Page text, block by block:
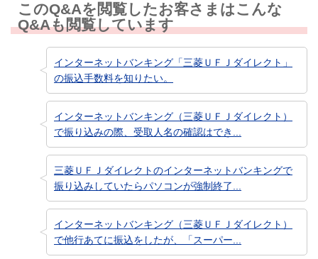
このQ&Aを閲覧したお客さまはこんな
Q&Aも閲覧しています
インターネットバンキング「三菱ＵＦＪダイレクト」
の振込手数料を知りたい。
インターネットバンキング（三菱ＵＦＪダイレクト）
で振り込みの際、受取人名の確認はでき...
三菱ＵＦＪダイレクトのインターネットバンキングで
振り込みしていたらパソコンが強制終了...
インターネットバンキング（三菱ＵＦＪダイレクト）
で他行あてに振込をしたが、「スーパー...